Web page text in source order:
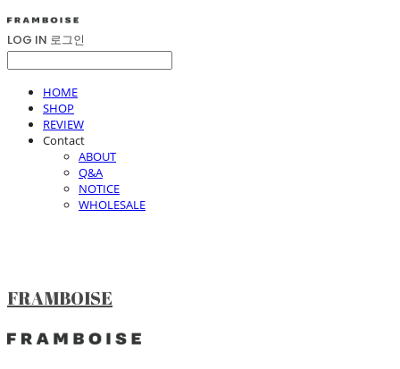
LOG IN 로그인
HOME
SHOP
REVIEW
Contact
ABOUT
Q&A
NOTICE
WHOLESALE
FRAMBOISE